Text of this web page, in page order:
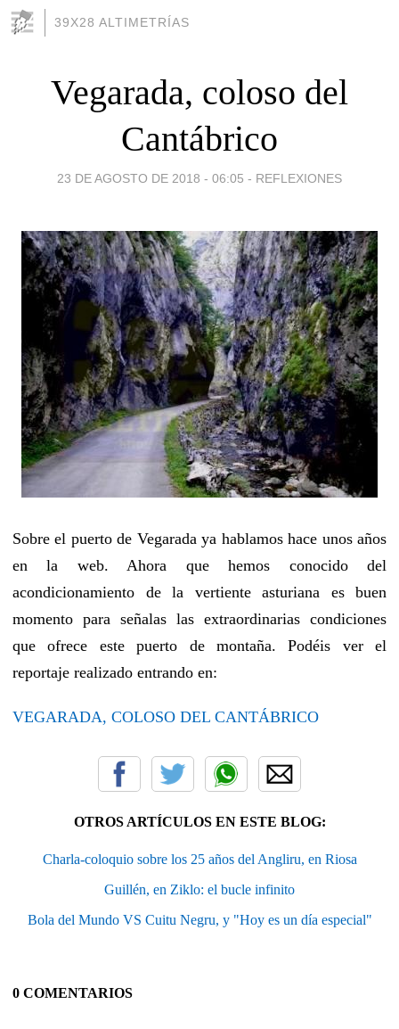
39X28 ALTIMETRÍAS
Vegarada, coloso del
Cantábrico
23 DE AGOSTO DE 2018 - 06:05 - REFLEXIONES
Sobre el puerto de Vegarada ya hablamos hace unos años
en la web. Ahora que hemos conocido del
acondicionamiento de la vertiente asturiana es buen
momento para señalas las extraordinarias condiciones
que ofrece este puerto de montaña. Podéis ver el
reportaje realizado entrando en:
VEGARADA, COLOSO DEL CANTÁBRICO
OTROS ARTÍCULOS EN ESTE BLOG:
Charla-coloquio sobre los 25 años del Angliru, en Riosa
Guillén, en Ziklo: el bucle infinito
Bola del Mundo VS Cuitu Negru, y "Hoy es un día especial"
0 COMENTARIOS